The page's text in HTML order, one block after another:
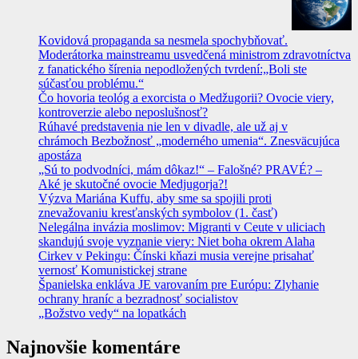
Kovidová propaganda sa nesmela spochybňovať.
Moderátorka mainstreamu usvedčená ministrom zdravotníctva
z fanatického šírenia nepodložených tvrdení:„Boli ste
súčasťou problému.“
Čo hovoria teológ a exorcista o Medžugorii? Ovocie viery,
kontroverzie alebo neposlušnosť?
Rúhavé predstavenia nie len v divadle, ale už aj v
chrámoch Bezbožnosť „moderného umenia“. Znesväcujúca
apostáza
„Sú to podvodníci, mám dôkaz!“ – Falošné? PRAVÉ? –
Aké je skutočné ovocie Medjugorja?!
Výzva Mariána Kuffu, aby sme sa spojili proti
znevažovaniu kresťanských symbolov (1. časť)
Nelegálna invázia moslimov: Migranti v Ceute v uliciach
skandujú svoje vyznanie viery: Niet boha okrem Alaha
Cirkev v Pekingu: Čínski kňazi musia verejne prisahať
vernosť Komunistickej strane
Španielska enkláva JE varovaním pre Európu: Zlyhanie
ochrany hraníc a bezradnosť socialistov
„Božstvo vedy“ na lopatkách
Najnovšie komentáre